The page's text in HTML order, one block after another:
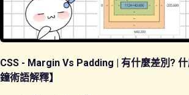
CSS - Margin Vs Padding | 有什麼差別?
鐘術語解釋】